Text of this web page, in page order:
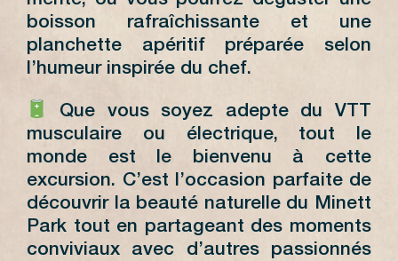
boisson rafraîchissante et une
planchette apéritif préparée selon
l’humeur inspirée du chef.
Que vous soyez adepte du VTT
musculaire ou électrique, tout le
monde est le bienvenu à cette
excursion. C’est l’occasion parfaite de
découvrir la beauté naturelle du Minett
Park tout en partageant des moments
conviviaux avec d’autres passionnés